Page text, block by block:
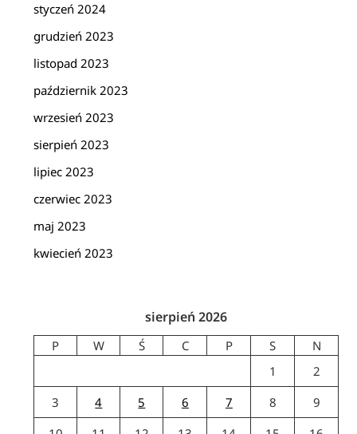
styczeń 2024
grudzień 2023
listopad 2023
październik 2023
wrzesień 2023
sierpień 2023
lipiec 2023
czerwiec 2023
maj 2023
kwiecień 2023
sierpień 2026
P W Ś C P S
N
1
2
3
4 5 6 7 8
9